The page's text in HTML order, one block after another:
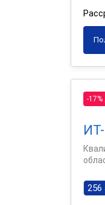
-17%
256